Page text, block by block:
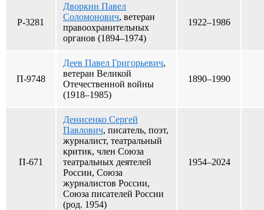
Р-3281
Дворкин Павел
Соломонович, ветеран
правоохранительных
органов (1894–1974)
1922–1986
П-9748
Деев Павел Григорьевич,
ветеран Великой
Отечественной войны
(1918–1985)
1890–1990
П-671
Денисенко Сергей
Павлович, писатель, поэт,
журналист, театральный
критик, член Союза
театральных деятелей
России, Союза
журналистов России,
Союза писателей России
(род. 1954)
1954–2024